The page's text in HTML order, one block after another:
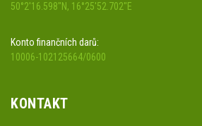
50°2'16.598"N, 16°25'52.702"E
Konto finančních darů:
10006-102125664/0600
KONTAKT